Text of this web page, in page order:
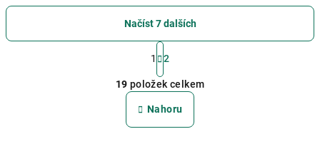
O
v
l
á
Načíst 7 dalších
S
t
r
á
n
k
o
1 2
19 položek celkem
Nahoru